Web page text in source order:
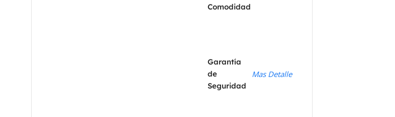
Comodidad
Garantía
de
Seguridad
Mas Detalle